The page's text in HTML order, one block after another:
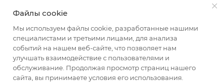
2026 © ООО "Вайт Текстиль групп"
Любая информация на сайте носит справочный
характер и не является публичной офертой
определяемой положениями пункта 2 статьи 437
Гражданского кодекса Российской Федерации.
Использование любых материалов, опубликованных
Файлы cookie
Мы используем файлы cookie, разработанные нашими
специалистами и третьими лицами, для анализа
событий на нашем веб-сайте, что позволяет нам
улучшать взаимодействие с пользователями и
обслуживание. Продолжая просмотр страниц нашего
сайта, вы принимаете условия его использования.